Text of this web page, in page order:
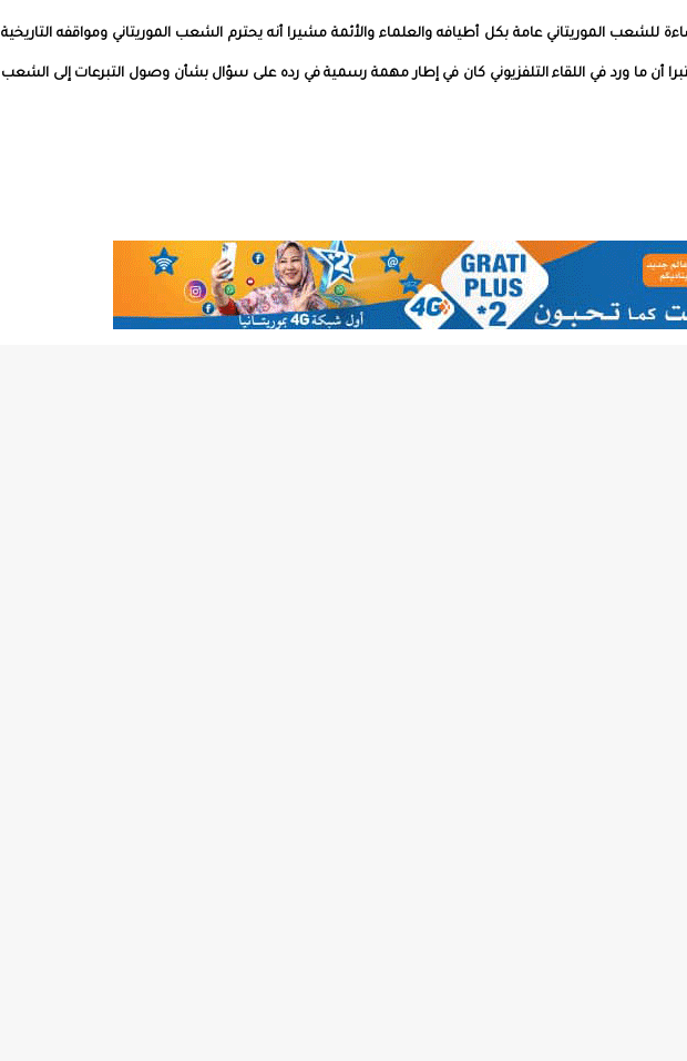
للشعب الموريتاني عامة بكل أطيافه والعلماء والأئمة مشيرا أنه يحترم الشعب الموريتاني ومواقفه التاريخية
أن ما ورد في اللقاء التلفزيوني كان في إطار مهمة رسمية في رده على سؤال بشأن وصول التبرعات إلى الشعب